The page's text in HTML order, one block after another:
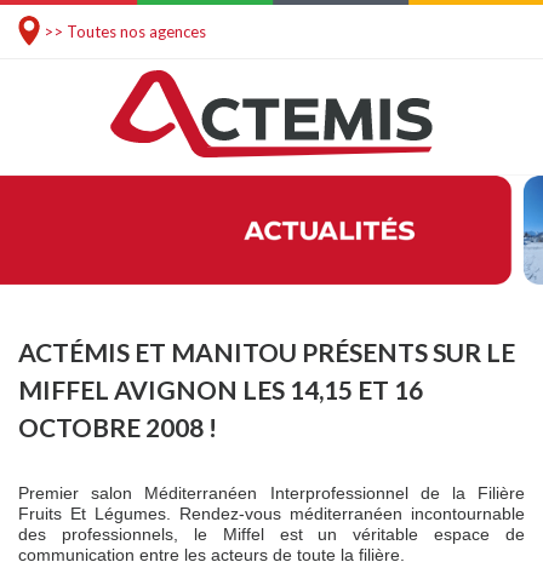
>> Toutes nos agences
ACTÉMIS ET MANITOU PRÉSENTS SUR LE
MIFFEL AVIGNON LES 14,15 ET 16
OCTOBRE 2008 !
Premier salon Méditerranéen Interprofessionnel de la Filière
Fruits Et Légumes. Rendez-vous méditerranéen incontournable
des professionnels, le Miffel est un véritable espace de
communication entre les acteurs de toute la filière.